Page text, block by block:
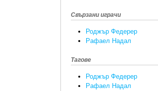
Свързани играчи
Роджър Федерер
Рафаел Надал
Тагове
Роджър Федерер
Рафаел Надал